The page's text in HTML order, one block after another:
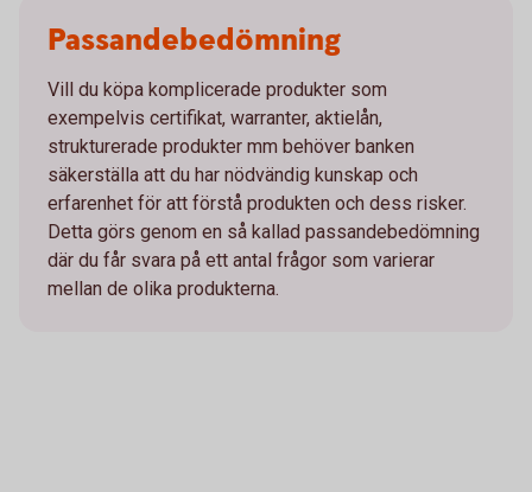
Passandebedömning
Vill du köpa komplicerade produkter som
exempelvis certifikat, warranter, aktielån,
strukturerade produkter mm behöver banken
säkerställa att du har nödvändig kunskap och
erfarenhet för att förstå produkten och dess risker.
Detta görs genom en så kallad passandebedömning
där du får svara på ett antal frågor som varierar
mellan de olika produkterna.